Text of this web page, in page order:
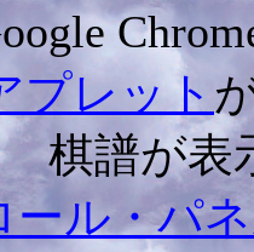
レット
棋譜が表
ール・パ